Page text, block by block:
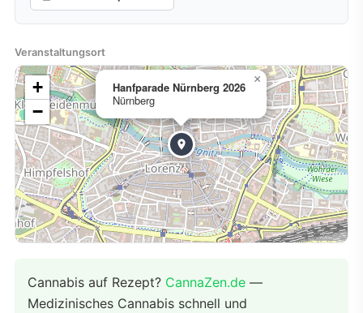
Veranstaltungsort
Hanfparade Nürnberg 2026
Nürnberg
×
+
−
Cannabis auf Rezept? CannaZen.de —
Medizinisches Cannabis schnell und